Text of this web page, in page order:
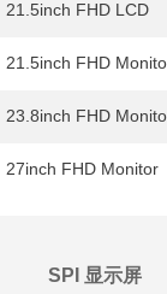
21.5inch FHD LCD
21.5inch FHD
23.8inch FHD
27inch FHD Monitor
SPI 显示屏